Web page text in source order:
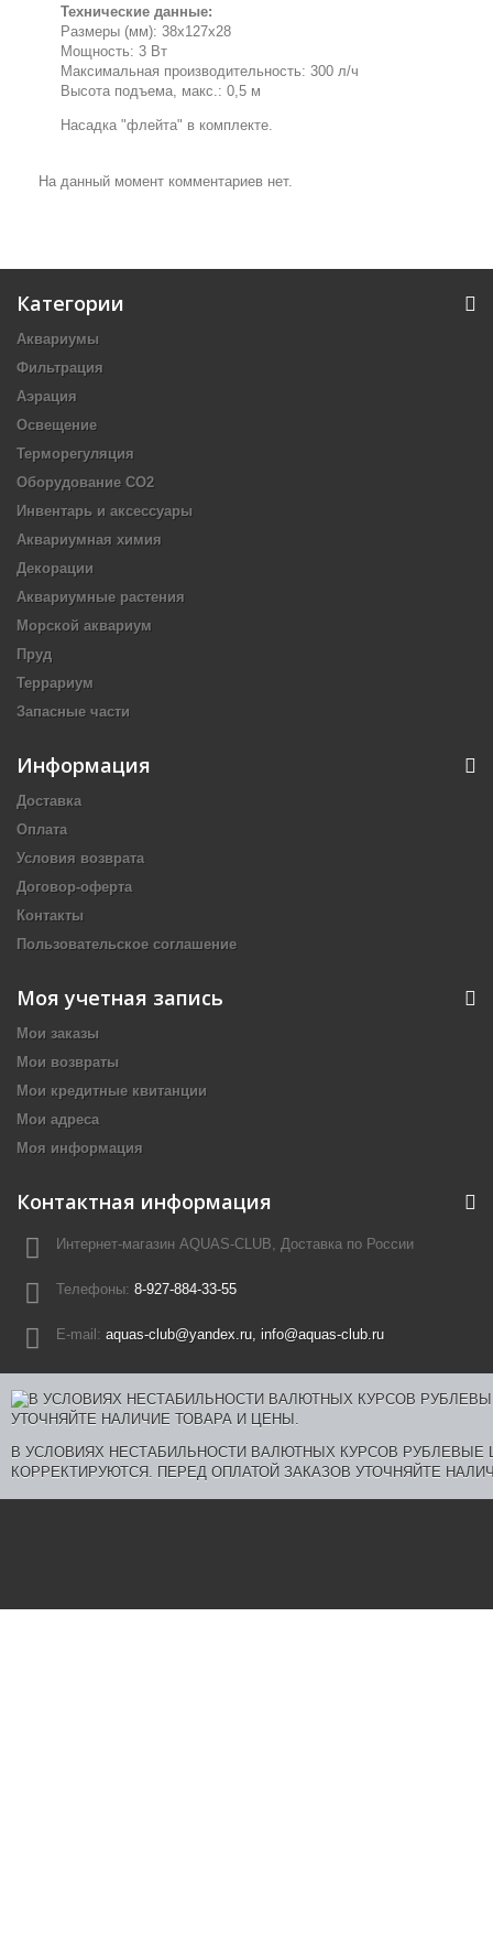
Технические данные:
Размеры (мм): 38x127x28
Мощность: 3 Вт
Максимальная производительность: 300 л/ч
Высота подъема, макс.: 0,5 м
Насадка "флейта" в комплекте.
На данный момент комментариев нет.
Категории
Аквариумы
Фильтрация
Аэрация
Освещение
Терморегуляция
Оборудование CO2
Инвентарь и аксессуары
Аквариумная химия
Декорации
Аквариумные растения
Морской аквариум
Пруд
Террариум
Запасные части
Информация
Доставка
Оплата
Условия возврата
Договор-оферта
Контакты
Пользовательское соглашение
Моя учетная запись
Мои заказы
Мои возвраты
Мои кредитные квитанции
Мои адреса
Моя информация
Контактная информация
Интернет-магазин AQUAS-CLUB, Доставка по России
Телефоны: 8-927-884-33-55
E-mail: aquas-club@yandex.ru, info@aquas-club.ru
В УСЛОВИЯХ НЕСТАБИЛЬНОСТИ ВАЛЮТНЫХ КУРСОВ
КОРРЕКТИРУЮТСЯ. ПЕРЕД ОПЛАТОЙ ЗАКАЗОВ УТОЧНЯЙТЕ